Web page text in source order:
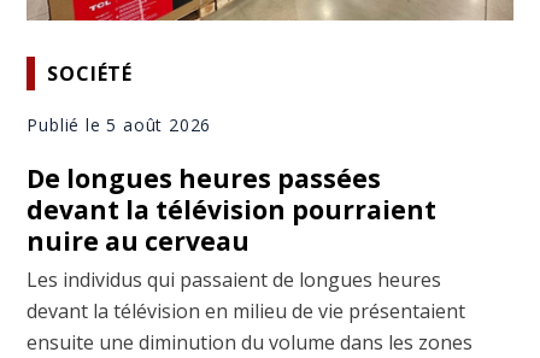
SOCIÉTÉ
Publié le 5 août 2026
De longues heures passées
devant la télévision pourraient
nuire au cerveau
Les individus qui passaient de longues heures
devant la télévision en milieu de vie présentaient
ensuite une diminution du volume dans les zones